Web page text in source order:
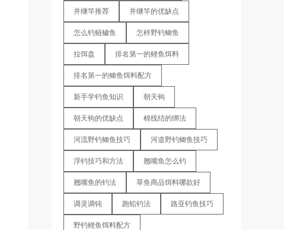
并继竿推荐 并继竿的优缺点
怎么钓鲢鳙鱼 怎样野钓鲫鱼
拉饵盘 排名第一的鲤鱼饵料
排名第一的鲫鱼饵料配方
新手学钓鱼知识 朝天钩
朝天钩的优缺点 棉线结的绑法
河流野钓鲫鱼技巧 河道野钓鲫鱼技巧
浮钓技巧和方法 翘嘴鱼怎么钓
翘嘴鱼的钓法 草鱼商品饵料哪款好
调灵调钝 跑铅钓法 路亚钓鱼技巧
野钓鲤鱼饵料配方